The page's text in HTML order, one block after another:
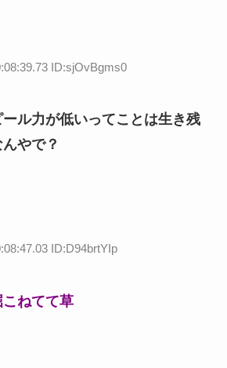
ID:sjOvBgms0
ル力が低いってことは生き残
やで？
ID:D94brtYIp
ねてて草